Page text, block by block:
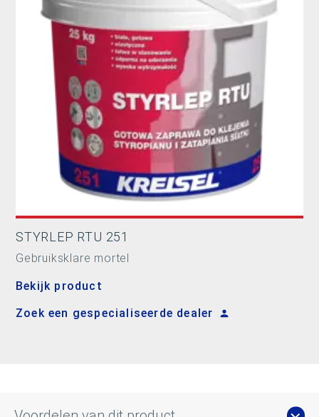
STYRLEP RTU 251
Gebruiksklare mortel
Bekijk product
Zoek een gespecialiseerde dealer